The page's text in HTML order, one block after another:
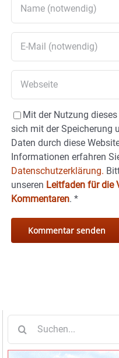
Mit der Nutzung
sich mit der Speicherung
Daten durch diese
Informationen erfahren
Datenschutzerklärung.
unseren Leitfaden für die
Kommentaren. *
nach: